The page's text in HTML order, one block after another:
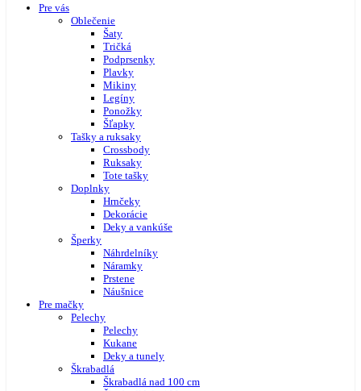
Pre vás
Oblečenie
Šaty
Tričká
Podprsenky
Plavky
Mikiny
Legíny
Ponožky
Šľapky
Tašky a ruksaky
Crossbody
Ruksaky
Tote tašky
Doplnky
Hrnčeky
Dekorácie
Deky a vankúše
Šperky
Náhrdelníky
Náramky
Prstene
Náušnice
Pre mačky
Pelechy
Pelechy
Kukane
Deky a tunely
Škrabadlá
Škrabadlá nad 100 cm